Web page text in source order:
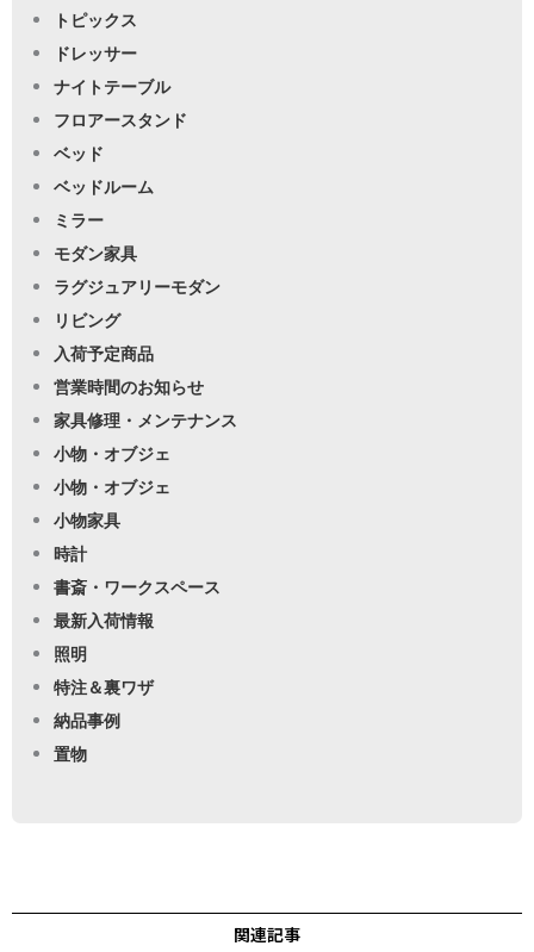
トピックス
ドレッサー
ナイトテーブル
フロアースタンド
ベッド
ベッドルーム
ミラー
モダン家具
ラグジュアリーモダン
リビング
入荷予定商品
営業時間のお知らせ
家具修理・メンテナンス
小物・オブジェ
小物・オブジェ
小物家具
時計
書斎・ワークスペース
最新入荷情報
照明
特注＆裏ワザ
納品事例
置物
関連記事